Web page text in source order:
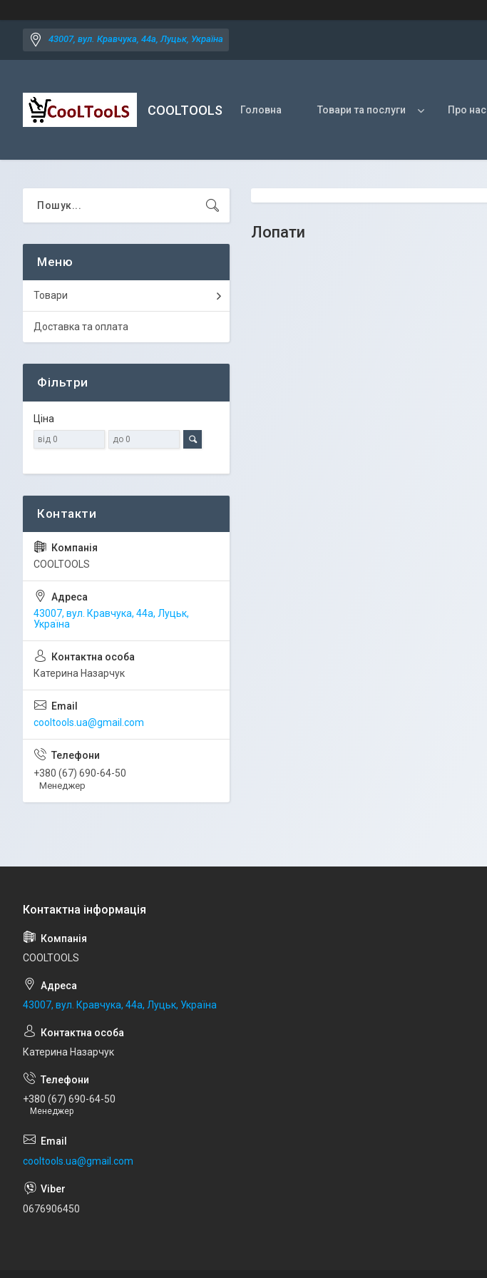
43007, вул. Кравчука, 44а, Луцьк, Україна
COOLTOOLS Головна Товари та послуги Про нас
Лопати
Товари
Доставка та оплата
Фільтри
Ціна
COOLTOOLS
43007, вул. Кравчука, 44а, Луцьк,
Україна
Катерина Назарчук
cooltools.ua@gmail.com
+380 (67) 690-64-50
Менеджер
COOLTOOLS
43007, вул. Кравчука, 44а, Луцьк, Україна
Катерина Назарчук
+380 (67) 690-64-50
Менеджер
cooltools.ua@gmail.com
0676906450